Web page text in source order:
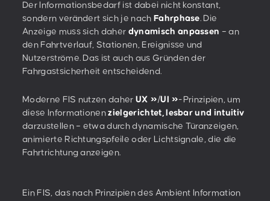
Der Informationsbedarf ist dabei nicht konstant,
sondern verändert sich je nach Fahrphase. Die
Anzeige muss sich daher dynamisch anpassen – an
den Fahrtverlauf, Stationen, Ereignisse und
Nutzerströme. Das ist auch aus Gründen der
Fahrgastsicherheit entscheidend.
Moderne FIS nutzen daher UX /UI
-Prinzipien, um
diese Informationenzielgerichtet, lesbar und intuitiv
darzustellen – etwa durch dynamische Türanzeigen,
animierte Richtungspfeile oder Lichtsignale, die die
Fahrtrichtung anzeigen.
Ein FIS, das nach Prinzipien des Ambient Information